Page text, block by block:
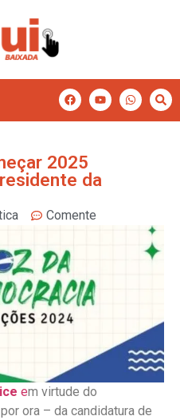
2025
da
Comente
em virtude do
ora – da candidatura de